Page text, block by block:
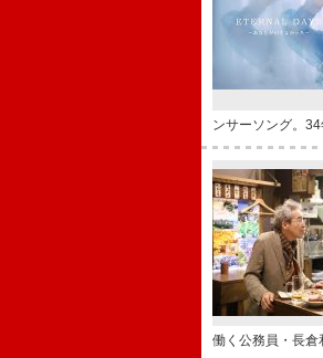
ンサーソング。
働く公務員・長倉